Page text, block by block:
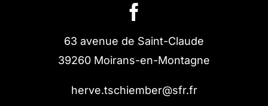
63 avenue de Saint-Claude
39260 Moirans-en-Montagne
herve.tschiember@sfr.fr